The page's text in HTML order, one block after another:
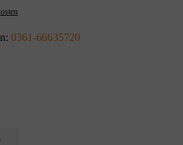
0361-66635720